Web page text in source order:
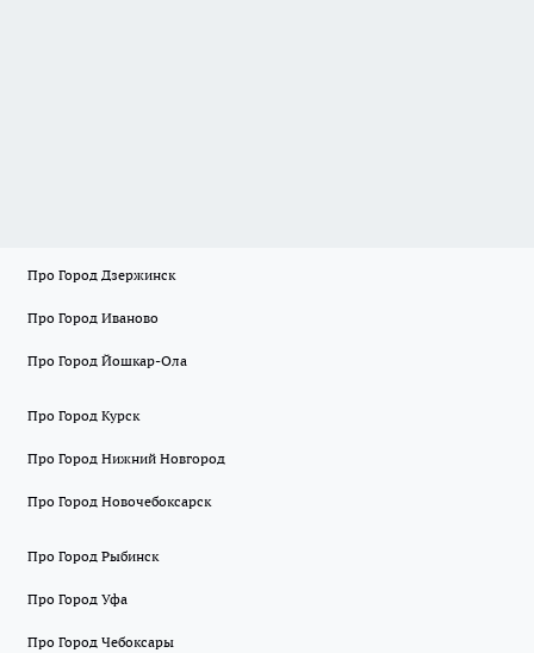
Про Город Дзержинск
Про Город Иваново
Про Город Йошкар-Ола
Про Город Курск
Про Город Нижний Новгород
Про Город Новочебоксарск
Про Город Рыбинск
Про Город Уфа
Про Город Чебоксары